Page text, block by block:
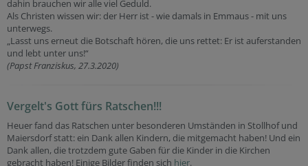
dahin brauchen wir alle viel Geduld.
Als Christen wissen wir: der Herr ist - wie damals in Emmaus - mit uns
unterwegs.
„Lasst uns erneut die Botschaft hören, die uns rettet: Er ist auferstanden
und lebt unter uns!“
(Papst Franziskus, 27.3.2020)
Vergelt's Gott fürs Ratschen!!!
Heuer fand das Ratschen unter besonderen Umständen in Stollhof und
Maiersdorf statt: ein Dank allen Kindern, die mitgemacht haben! Und ein
Dank allen, die trotzdem gute Gaben für die Kinder in die Kirchen
gebracht haben! Einige Bilder finden sich hier.